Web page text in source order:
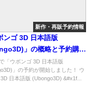
新作・再販予約情報
ンゴ 3D 日本語版
」の概略と予約購入
ショップ紹介！
「ウボンゴ 3D 日本語版
」の予約が開始しました！ ウ
日本語版 (Ubongo3D) &#x1f...